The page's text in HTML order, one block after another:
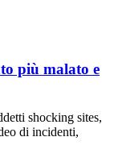
più malato e
shocking sites,
di incidenti,